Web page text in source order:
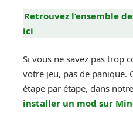
Retrouvez l’ensemble
ici
Si vous ne savez pas trop
votre jeu, pas de panique.
étape par étape, dans notre
installer un mod sur